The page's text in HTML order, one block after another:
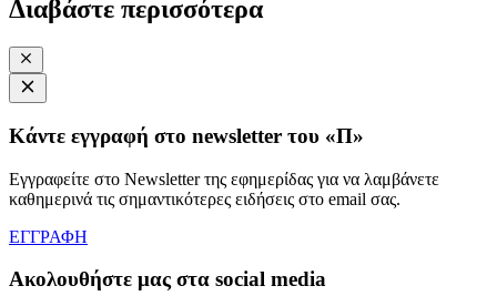
Διαβάστε περισσότερα
Κάντε εγγραφή στο newsletter του «Π»
Εγγραφείτε στο Newsletter της εφημερίδας για να λαμβάνετε
καθημερινά τις σημαντικότερες ειδήσεις στο email σας.
ΕΓΓΡΑΦΗ
Ακολουθήστε μας στα social media